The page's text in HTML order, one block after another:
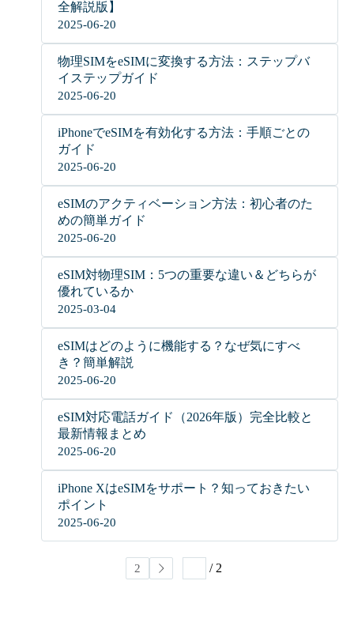
全解説版】
2025-06-20
物理SIMをeSIMに変換する方法：ステップバ
イステップガイド
2025-06-20
iPhoneでeSIMを有効化する方法：手順ごとの
ガイド
2025-06-20
eSIMのアクティベーション方法：初心者のた
めの簡単ガイド
2025-06-20
eSIM対物理SIM：5つの重要な違い＆どちらが
優れているか
2025-03-04
eSIMはどのように機能する？なぜ気にすべ
き？簡単解説
2025-06-20
eSIM対応電話ガイド（2026年版）完全比較と
最新情報まとめ
2025-06-20
iPhone XはeSIMをサポート？知っておきたい
ポイント
2025-06-20
2 / 2